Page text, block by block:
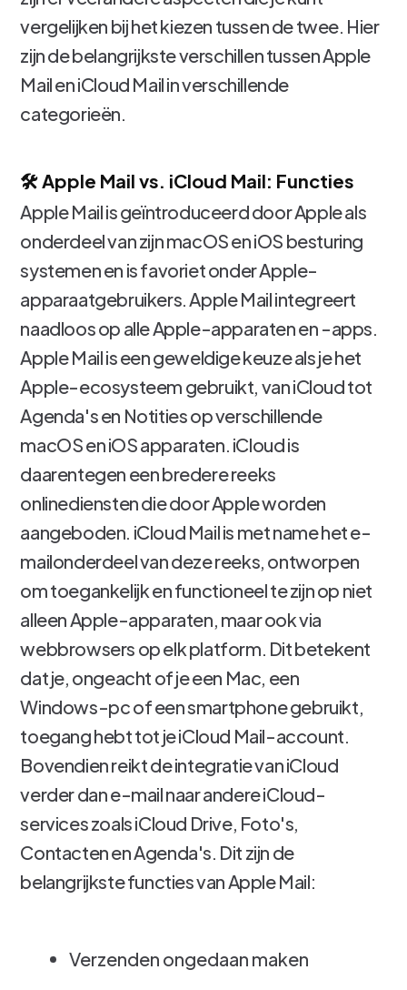
vergelijken bij het kiezen tussen de twee. Hier
zijn de belangrijkste verschillen tussen Apple
Mail en iCloud Mail in verschillende
categorieën.
🛠️ Apple Mail vs. iCloud Mail: Functies
Apple Mail is geïntroduceerd door Apple als
onderdeel van zijn macOS en iOS besturing
systemen en is favoriet onder Apple-
apparaatgebruikers. Apple Mail integreert
naadloos op alle Apple-apparaten en -apps.
Apple Mail is een geweldige keuze als je het
Apple-ecosysteem gebruikt, van iCloud tot
Agenda's en Notities op verschillende
macOS en iOS apparaten. iCloud is
daarentegen een bredere reeks
onlinediensten die door Apple worden
aangeboden. iCloud Mail is met name het e-
mailonderdeel van deze reeks, ontworpen
om toegankelijk en functioneel te zijn op niet
alleen Apple-apparaten, maar ook via
webbrowsers op elk platform. Dit betekent
dat je, ongeacht of je een Mac, een
Windows-pc of een smartphone gebruikt,
toegang hebt tot je iCloud Mail-account.
Bovendien reikt de integratie van iCloud
verder dan e-mail naar andere iCloud-
services zoals iCloud Drive, Foto's,
Contacten en Agenda's. Dit zijn de
belangrijkste functies van Apple Mail:
Verzenden ongedaan maken